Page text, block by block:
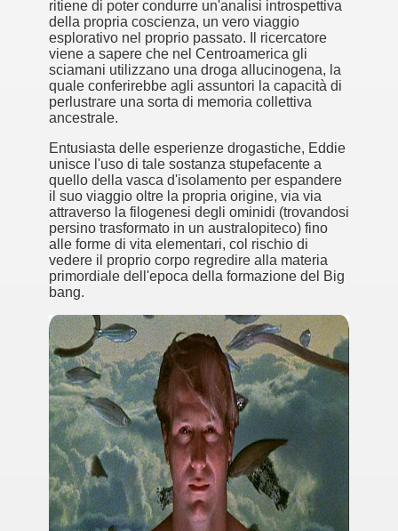
ritiene di poter condurre un'analisi introspettiva
della propria coscienza, un vero viaggio
esplorativo nel proprio passato. Il ricercatore
viene a sapere che nel Centroamerica gli
sciamani utilizzano una droga allucinogena, la
quale conferirebbe agli assuntori la capacità di
perlustrare una sorta di memoria collettiva
ancestrale.
Entusiasta delle esperienze drogastiche, Eddie
unisce l'uso di tale sostanza stupefacente a
quello della vasca d'isolamento per espandere
il suo viaggio oltre la propria origine, via via
attraverso la filogenesi degli ominidi (trovandosi
persino trasformato in un australopiteco) fino
alle forme di vita elementari, col rischio di
vedere il proprio corpo regredire alla materia
primordiale dell'epoca della formazione del Big
bang.
Se Ti Piacciono nel mese di Luglio 2013.
e suspense a cui fa da sfondo il retroscena della
e suspense a cui fa da sfondo il retroscena della
Se Ti Piacciono nel mese di Settembre 2013.
Se Ti Piacciono nel mese di Dicembre 2013.
Scorsese
mondo migliore.
David Lynch
classico
un esempio di film noir moderno